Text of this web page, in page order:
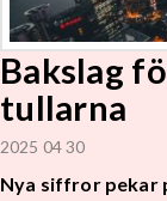
Bakslag
tullarna
2025 04 30
Nya siffror pekar